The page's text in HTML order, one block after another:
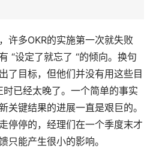
许多OKR的实施第一次就失败
“设定了就忘了 “的倾向。换句
了目标，但他们并没有用这些目
已经太晚了。一个简单的事实
关键结果的进展一直是艰巨的。
停停的，经理们在一个季度末才
只能产生很小的影响。